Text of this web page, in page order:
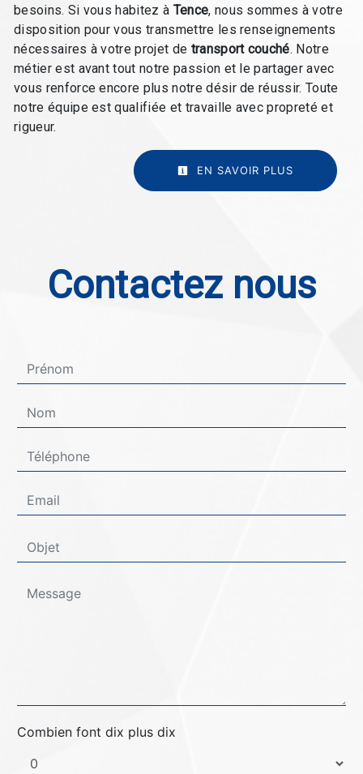
besoins. Si vous habitez à Tence, nous sommes à votre
disposition pour vous transmettre les renseignements
nécessaires à votre projet de transport couché. Notre
métier est avant tout notre passion et le partager avec
vous renforce encore plus notre désir de réussir. Toute
notre équipe est qualifiée et travaille avec propreté et
rigueur.
EN SAVOIR PLUS
Contactez nous
Combien font dix plus dix